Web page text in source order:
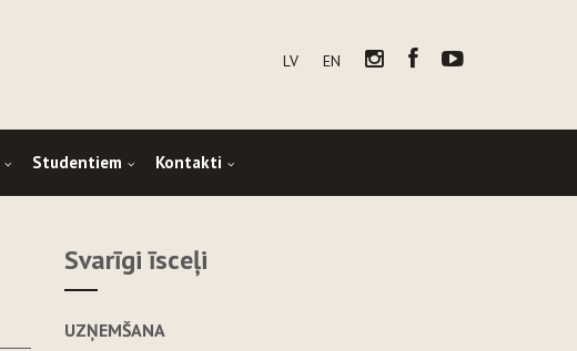
LV EN
Studentiem Kontakti
Svarīgi īsceļi
UZŅEMŠANA